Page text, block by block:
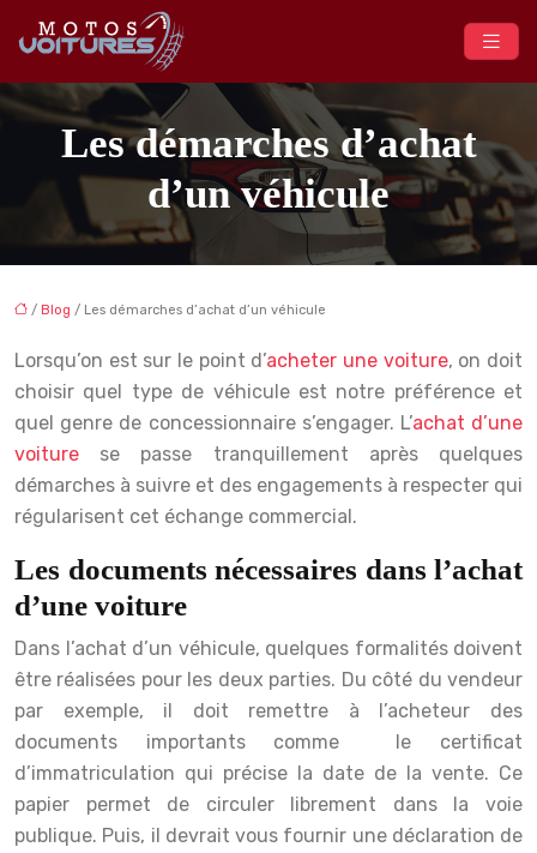
Les démarches d’achat
d’un véhicule
/ Blog / Les démarches d’achat d’un véhicule
Lorsqu’on est sur le point d’acheter une voiture, on doit
choisir quel type de véhicule est notre préférence et
quel genre de concessionnaire s’engager. L’achat d’une
voiture se passe tranquillement après quelques
démarches à suivre et des engagements à respecter qui
régularisent cet échange commercial.
Les documents nécessaires dans l’achat
d’une voiture
Dans l’achat d’un véhicule, quelques formalités doivent
être réalisées pour les deux parties. Du côté du vendeur
par exemple, il doit remettre à l’acheteur des
documents importants comme le certificat
d’immatriculation qui précise la date de la vente. Ce
papier permet de circuler librement dans la voie
publique. Puis, il devrait vous fournir une déclaration de